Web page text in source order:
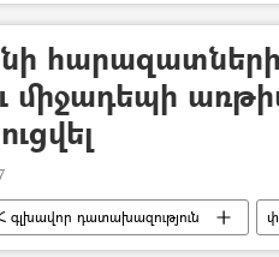
միջադեպի
գլխավոր դատախազություն